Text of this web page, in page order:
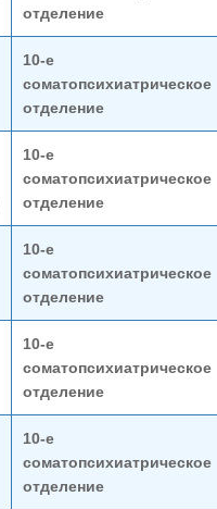
отделение
10-е
соматопсихиатрическое
отделение
10-е
соматопсихиатрическое
отделение
10-е
соматопсихиатрическое
отделение
10-е
соматопсихиатрическое
отделение
10-е
соматопсихиатрическое
отделение